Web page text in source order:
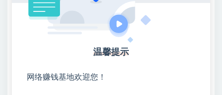
打造专属AI生产力工具库，大幅提升办公、创作、学习
拥有可对外交付的Skill资产，可承接定制化服务接单变
*提示本文仅为介绍，不构成任何收益承诺，变现效果
温馨提示
网络赚钱基地欢迎您！